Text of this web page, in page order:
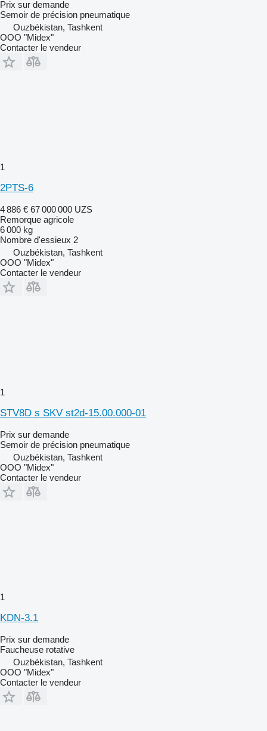
Prix sur demande
Semoir de précision pneumatique
Ouzbékistan, Tashkent
OOO "Midex"
Contacter le vendeur
1
2PTS-6
4 886 € 67 000 000 UZS
Remorque agricole
6 000 kg
Nombre d'essieux 2
Ouzbékistan, Tashkent
OOO "Midex"
Contacter le vendeur
1
STV8D s SKV st2d-15.00.000-01
Prix sur demande
Semoir de précision pneumatique
Ouzbékistan, Tashkent
OOO "Midex"
Contacter le vendeur
1
KDN-3.1
Prix sur demande
Faucheuse rotative
Ouzbékistan, Tashkent
OOO "Midex"
Contacter le vendeur